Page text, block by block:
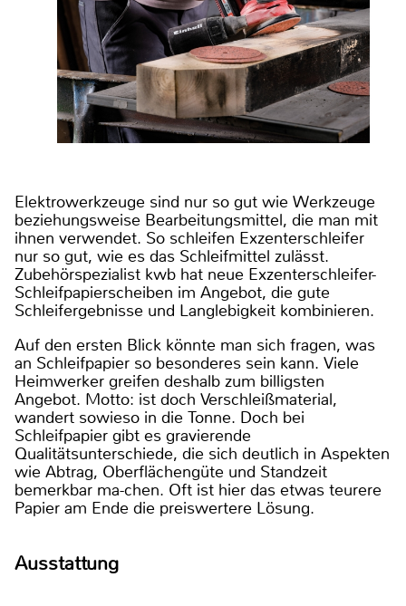
Elektrowerkzeuge sind nur so gut wie Werkzeuge
beziehungsweise Bearbeitungsmittel, die man mit
ihnen verwendet. So schleifen Exzenterschleifer
nur so gut, wie es das Schleifmittel zulässt.
Zubehörspezialist kwb hat neue Exzenterschleifer-
Schleifpapierscheiben im Angebot, die gute
Schleifergebnisse und Langlebigkeit kombinieren.
Auf den ersten Blick könnte man sich fragen, was
an Schleifpapier so besonderes sein kann. Viele
Heimwerker greifen deshalb zum billigsten
Angebot. Motto: ist doch Verschleißmaterial,
wandert sowieso in die Tonne. Doch bei
Schleifpapier gibt es gravierende
Qualitätsunterschiede, die sich deutlich in Aspekten
wie Abtrag, Oberflächengüte und Standzeit
bemerkbar ma-chen. Oft ist hier das etwas teurere
Papier am Ende die preiswertere Lösung.
Ausstattung